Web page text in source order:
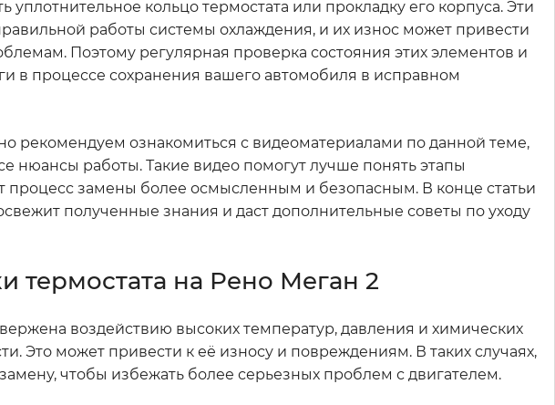
кольцо термостата или прокладку его корпуса. Эти
работы системы охлаждения, и их износ может привести
Поэтому регулярная проверка состояния этих элементов и
в процессе сохранения вашего автомобиля в исправном
рекомендуем ознакомиться с видеоматериалами по данной теме,
нюансы работы. Такие видео помогут лучше понять этапы
процесс замены более осмысленным и безопасным. В конце статьи
полученные знания и даст дополнительные советы по уходу
на Рено Меган 2
воздействию высоких температур, давления и химических
Это может привести к её износу и повреждениям. В таких случаях,
чтобы избежать более серьезных проблем с двигателем.